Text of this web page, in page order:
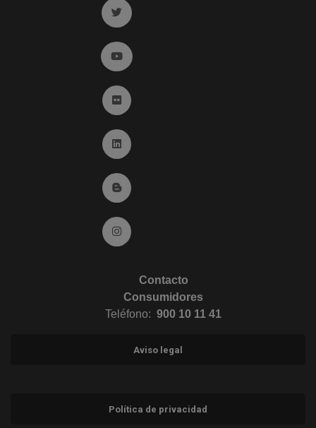
Ir a twitter (abre en ventana nueva)
Ir a YouTube (abre en ventana nueva)
Ir a Flickr (abre en ventana nueva)
Ir a Linkedin (abre en ventana nueva)
Ir al Blog (abre en ventana nueva)
Ir a Instagram (abre en ventana nueva)
Contacto
Consumidores
Teléfono: 900 10 11 41
Aviso legal
Política de privacidad